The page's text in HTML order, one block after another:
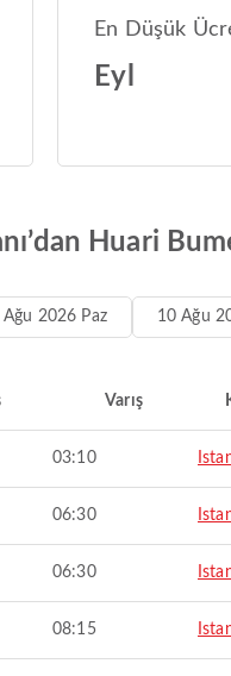
En Düşük
Eyl
Huari
Ağu 2026 Paz 10 Ağu
Varış
03:10
06:30
06:30
08:15